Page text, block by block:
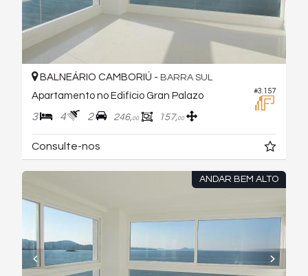
#3.157
BALNEÁRIO CAMBORIÚ - BARRA SUL
Apartamento no Edifício Gran Palazo
3 4 2 246,00 157,00
Consulte-nos
ANDAR BEM ALTO